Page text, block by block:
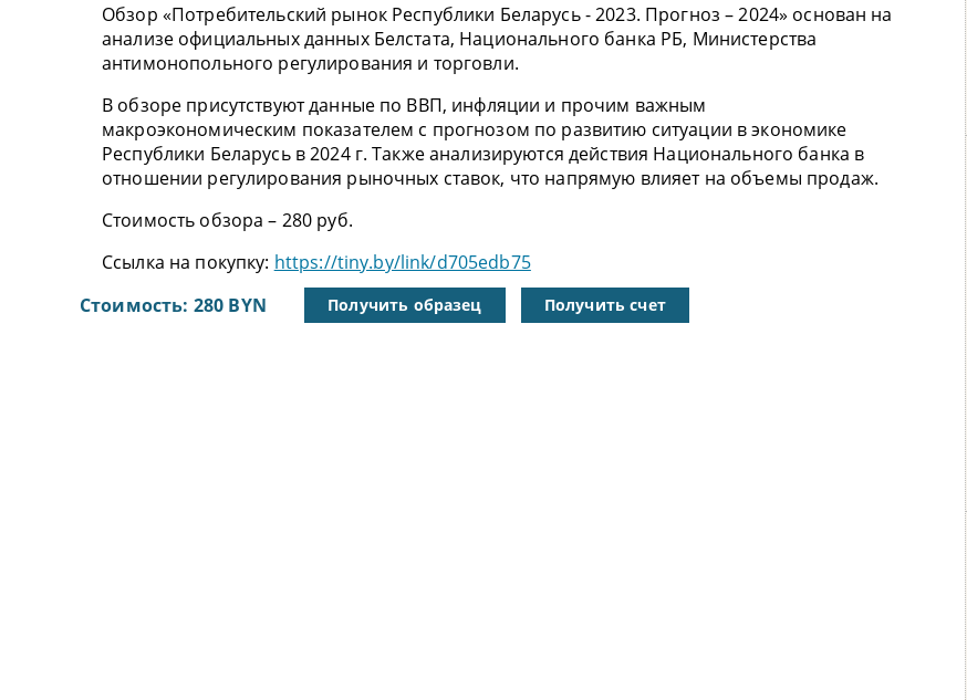
Обзор «Потребительский рынок Республики Беларусь - 2023. Прогноз – 2024» основан на
анализе официальных данных Белстата, Национального банка РБ, Министерства
антимонопольного регулирования и торговли.
В обзоре присутствуют данные по ВВП, инфляции и прочим важным
макроэкономическим показателем с прогнозом по развитию ситуации в экономике
Республики Беларусь в 2024 г. Также анализируются действия Национального банка в
отношении регулирования рыночных ставок, что напрямую влияет на объемы продаж.
Стоимость обзора – 280 руб.
Ссылка на покупку: https://tiny.by/link/d705edb75
Стоимость: 280 BYN
Получить образец Получить счет